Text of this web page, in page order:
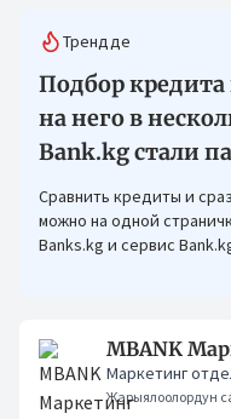
Трендде
Подбор
на него в
Bank.kg стали
Сравнить кредиты и
можно на одной
Banks.kg и сервис
MBANK
Маркетинг
Жарыялоолордун